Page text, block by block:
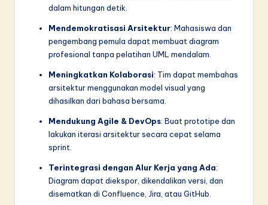
dalam hitungan detik.
Mendemokratisasi Arsitektur: Mahasiswa dan
pengembang pemula dapat membuat diagram
profesional tanpa pelatihan UML mendalam.
Meningkatkan Kolaborasi: Tim dapat membahas
arsitektur menggunakan model visual yang
dihasilkan dari bahasa bersama.
Mendukung Agile & DevOps: Buat prototipe dan
lakukan iterasi arsitektur secara cepat selama
sprint.
Terintegrasi dengan Alur Kerja yang Ada:
Diagram dapat diekspor, dikendalikan versi, dan
disematkan di Confluence, Jira, atau GitHub.